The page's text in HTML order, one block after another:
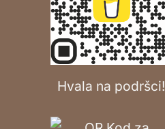
Hvala na podršci!